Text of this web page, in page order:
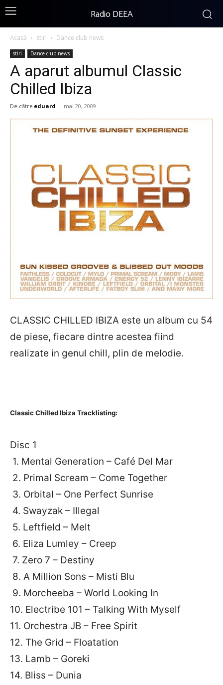
Radio DEEA
Acasă stiri Dance club news
stiri Dance club news
A aparut albumul Classic
Chilled Ibiza
De către eduard - mai 20, 2009
CLASSIC CHILLED IBIZA este un album cu 54
de piese, fiecare dintre acestea fiind
realizate in genul chill, plin de melodie.
Classic Chilled Ibiza Tracklisting:
Disc 1
1. Mental Generation – Café Del Mar
2. Primal Scream – Come Together
3. Orbital – One Perfect Sunrise
4. Swayzak – Illegal
5. Leftfield – Melt
6. Eliza Lumley – Creep
7. Zero 7 – Destiny
8. A Million Sons – Misti Blu
9. Morcheeba – World Looking In
10. Electribe 101 – Talking With Myself
11. Orchestra JB – Free Spirit
12. The Grid – Floatation
13. Lamb – Goreki
14. Bliss – Dunia